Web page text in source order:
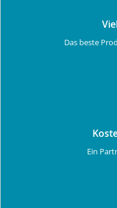
Das beste
Ein